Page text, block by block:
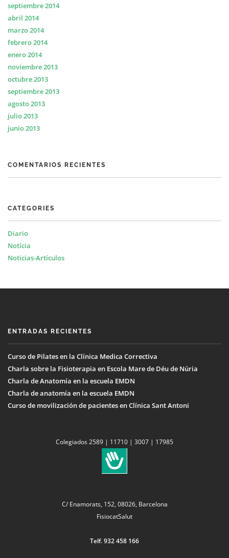
septiembre 2014
abril 2014
marzo 2014
febrero 2014
enero 2014
noviembre 2013
octubre 2013
septiembre 2013
agosto 2013
julio 2013
junio 2013
COMENTARIOS RECIENTES
CATEGORIES
Diario
Notícia
Noticias-Artículos
ENTRADAS RECIENTES
Curso de Pilates en la Clínica Medica Correctiva
Charla sobre la Fisioterapia en Escola Mare de Déu de Núria
Charla de Anatomía en la escuela EMDN
Charla de anatomía en la escuela EMDN
Curso de movilización de pacientes en Clínica Sant Antoni
Colegiados 2589 | 11710 | 3007 | 17985
C/ Enamorats, 152, 08026, Barcelona
FisiocatSalut
Telf. 932 458 166